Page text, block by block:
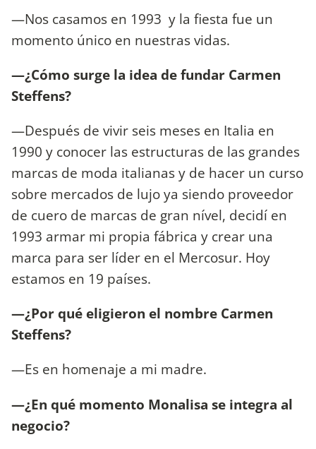
—Nos casamos en 1993 y la fiesta fue un
momento único en nuestras vidas.
—¿Cómo surge la idea de fundar Carmen
Steffens?
—Después de vivir seis meses en Italia en
1990 y conocer las estructuras de las grandes
marcas de moda italianas y de hacer un curso
sobre mercados de lujo ya siendo proveedor
de cuero de marcas de gran nível, decidí en
1993 armar mi propia fábrica y crear una
marca para ser líder en el Mercosur. Hoy
estamos en 19 países.
—¿Por qué eligieron el nombre Carmen
Steffens?
—Es en homenaje a mi madre.
—¿En qué momento Monalisa se integra al
negocio?